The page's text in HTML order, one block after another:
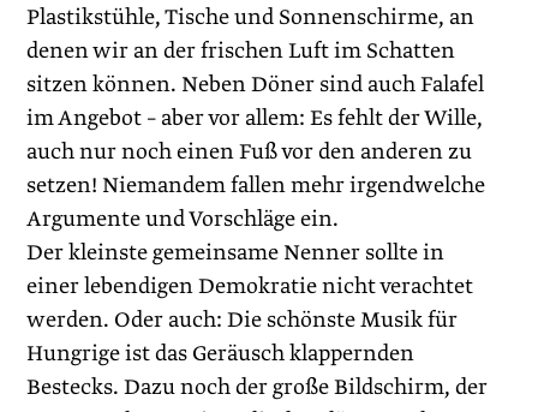
Plastikstühle, Tische und Sonnenschirme, an
denen wir an der frischen Luft im Schatten
sitzen können. Neben Döner sind auch Falafel
im Angebot – aber vor allem: Es fehlt der Wille,
auch nur noch einen Fuß vor den anderen zu
setzen! Niemandem fallen mehr irgendwelche
Argumente und Vorschläge ein.
Der kleinste gemeinsame Nenner sollte in
einer lebendigen Demokratie nicht verachtet
werden. Oder auch: Die schönste Musik für
Hungrige ist das Geräusch klappernden
Bestecks. Dazu noch der große Bildschirm, der